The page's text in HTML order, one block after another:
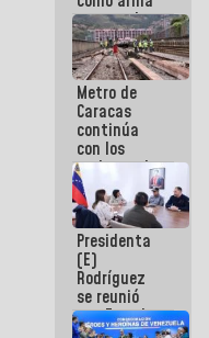
contra el
Pueblo
Metro de
Caracas
continúa
con los
trabajos de
mantenimiento
e inspección
en la Línea 2
Presidenta
(E)
Rodríguez
se reunió
con Estado